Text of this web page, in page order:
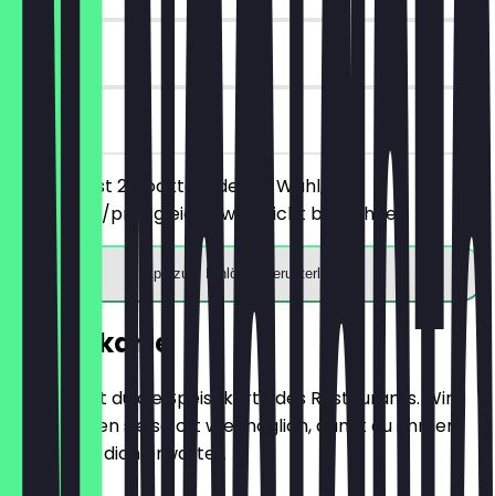
90 Tage
vor Ort
Du bestellst 2 Cocktails deiner Wahl, der
günstigere/preisgleiche wird nicht berechnet.
App zum Einlösen herunterladen
Speisekarte
Hier findest du die Speisekarte des Restaurants. Wir
aktualisieren sie so oft wie möglich, damit du immer
weißt, was dich erwartet.